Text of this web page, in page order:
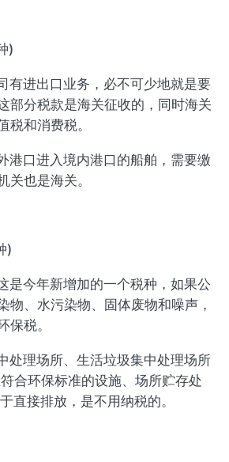
)
有进出口业务，必不可少地就是要
部分税款是海关征收的，同时海关
税和消费税。
港口进入境内港口的船舶，需要缴
关也是海关。
)
是今年新增加的一个税种，如果公
物、水污染物、固体废物和噪声，
保税。
处理场所、生活垃圾集中处理场所
合环保标准的设施、场所贮存处
直接排放，是不用纳税的。